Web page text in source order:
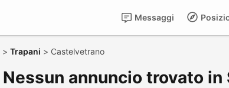
Messaggi
> Trapani > Castelvetrano
Nessun annuncio trovato